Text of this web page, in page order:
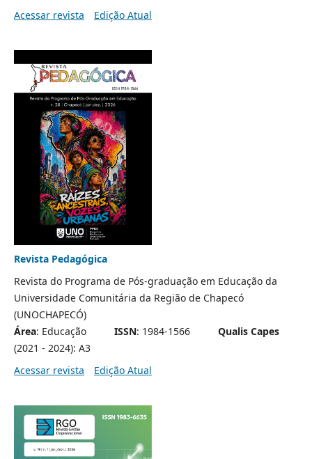
Acessar revista
Edição Atual
Revista Pedagógica
Revista do Programa de Pós-graduação em Educação da
Universidade Comunitária da Região de Chapecó
(UNOCHAPECÓ)
Área: Educação ISSN: 1984-1566 Qualis Capes
(2021 - 2024): A3
Acessar revista
Edição Atual